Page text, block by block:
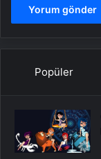
Popüler